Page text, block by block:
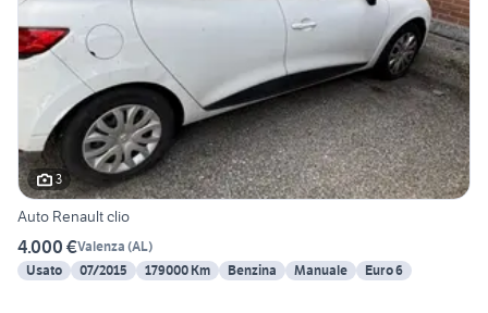
3
Auto Renault clio
4.000 €Valenza (AL)
Usato
07/2015 179000 Km Benzina Manuale Euro 6